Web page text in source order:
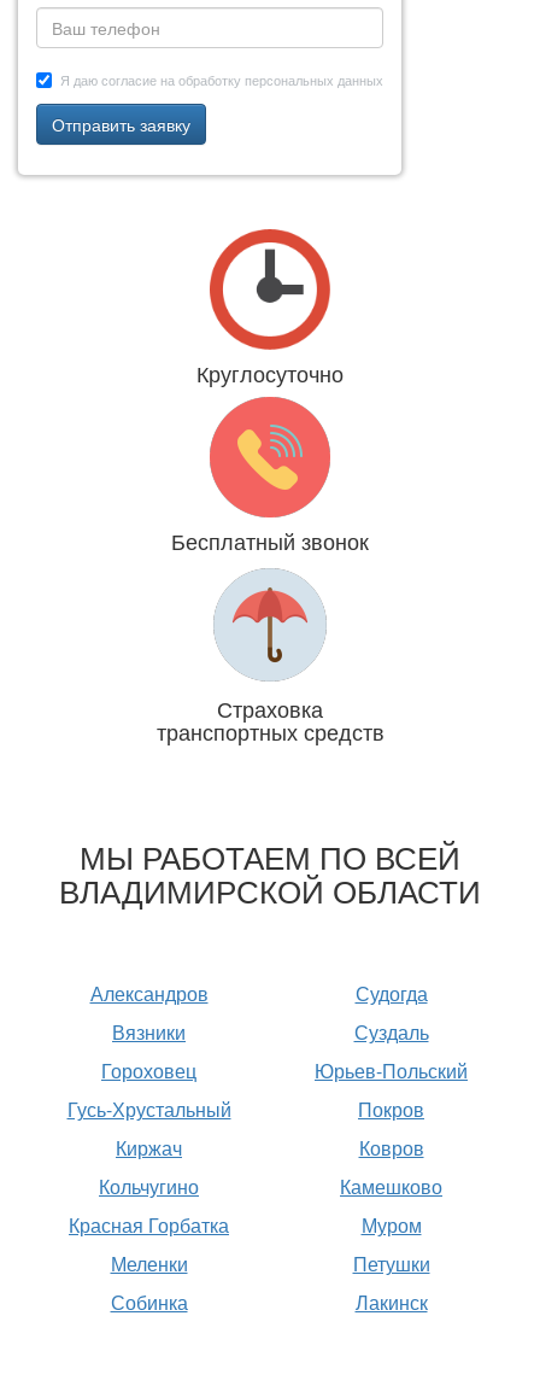
Я даю согласие на обработку персональных данных
Отправить заявку
Круглосуточно
Даже 31 декабря и 1 января
Бесплатный звонок
Мы платим за Вас
Страховка
транспортных средств
МЫ РАБОТАЕМ ПО ВСЕЙ
ВЛАДИМИРСКОЙ ОБЛАСТИ
Александров
Вязники
Гороховец
Гусь-Хрустальный
Киржач
Кольчугино
Красная Горбатка
Меленки
Собинка
Судогда
Суздаль
Юрьев-Польский
Покров
Ковров
Камешково
Муром
Петушки
Лакинск